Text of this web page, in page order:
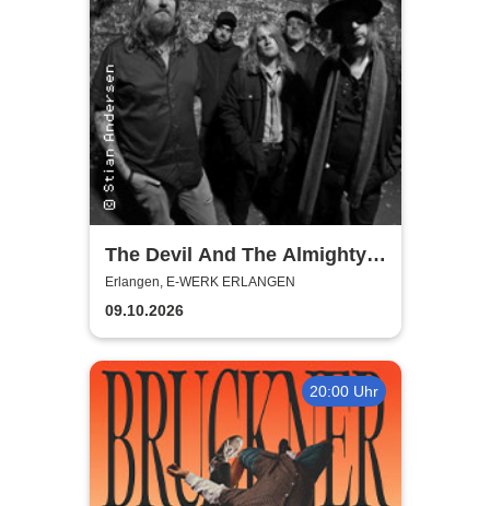
The Devil And The Almighty
Blues
Erlangen, E-WERK ERLANGEN
09.10.2026
20:00 Uhr